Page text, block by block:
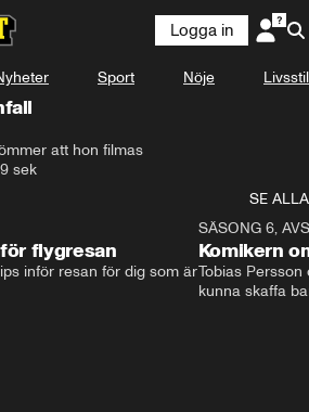
Logga in
Sport Nöje Livsstil
att hon filmas
sek
SE ALLA
flygresan
inför resan för dig som är
SÄSONG 6,
Komikern
Tobias
kunna skaffa